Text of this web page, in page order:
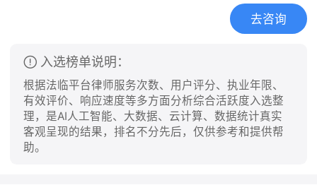
去咨询
入选榜单说明：
根据法临平台律师服务次数、用户评分、执业年限、
有效评价、响应速度等多方面分析综合活跃度入选整
理，是AI人工智能、大数据、云计算、数据统计真实
客观呈现的结果，排名不分先后，仅供参考和提供帮
助。